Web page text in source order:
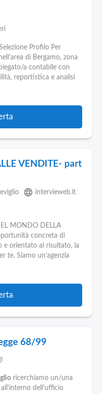
Profilo Per
di Bergamo, zona
a contabile con
reportistica e analisi
VENDITE- part
language intervieweb.it
MONDO DELLA
concreta di
e orientato al risultato, la
te. Siamo un’agenzia
68/99
ricerchiamo un/una
all'interno dell'ufficio